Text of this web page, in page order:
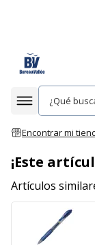
Afficher la
Encontrar mi
¡Este
Artículos